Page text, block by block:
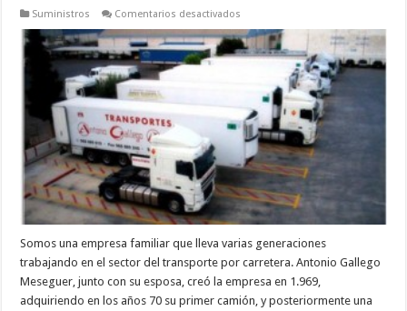
Suministros Comentarios desactivados
Logistic
Somos una empresa familiar que lleva varias generaciones
trabajando en el sector del transporte por carretera. Antonio Gallego
Meseguer, junto con su esposa, creó la empresa en 1.969,
adquiriendo en los años 70 su primer camión, y posteriormente una